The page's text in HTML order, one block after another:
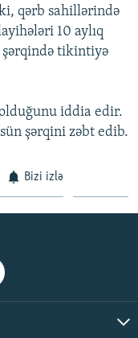
qərb sahillərində
10 aylıq
tikintiyə
iddia edir.
şərqini zəbt edib.
Bizi izlə